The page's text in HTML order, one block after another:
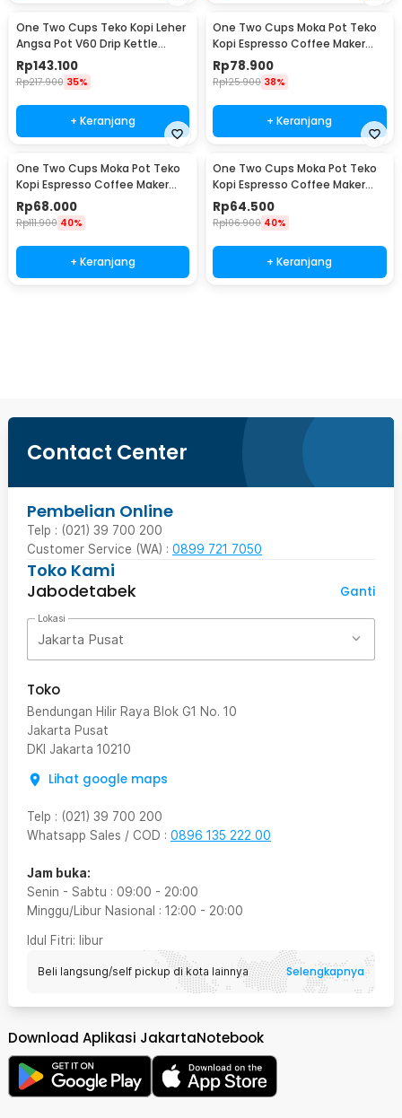
One Two Cups Teko Kopi Leher
Angsa Pot V60 Drip Kettle
960ml - RF-15
Rp143.100
Rp217.900 35%
+ Keranjang
One Two Cups Moka Pot Teko
Kopi Espresso Coffee Maker
Stovetop 6 Cup 300ml - Z21
Rp78.900
Rp125.900 38%
+ Keranjang
One Two Cups Moka Pot Teko
Kopi Espresso Coffee Maker
Stovetop 4 Cup 200ml - Z21
Rp68.000
Rp111.900 40%
+ Keranjang
One Two Cups Moka Pot Teko
Kopi Espresso Coffee Maker
Stovetop 2 Cup 100ml - Z21
Rp64.500
Rp106.900 40%
+ Keranjang
Contact Center
Pembelian Online
Telp : (021) 39 700 200
Customer Service (WA) : 0899 721 7050
Toko Kami
Jabodetabek
Ganti
Lokasi
Jakarta Pusat
Toko
Bendungan Hilir Raya Blok G1 No. 10
Jakarta Pusat
DKI Jakarta 10210
Lihat google maps
Telp : (021) 39 700 200
Whatsapp Sales / COD : 0896 135 222 00
Jam buka:
Senin - Sabtu : 09:00 - 20:00
Minggu/Libur Nasional : 12:00 - 20:00
Idul Fitri: libur
Beli langsung/self pickup di kota lainnya Selengkapnya
Download Aplikasi JakartaNotebook